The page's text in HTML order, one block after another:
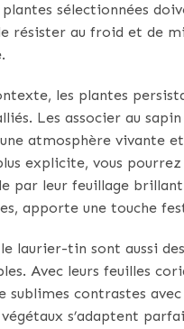
sélectionnées
résister au froid et de
les plantes
Les associer au
atmosphère vivante
explicite, vous
par leur feuillage
apporte une touche
laurier-tin sont aussi
Avec leurs feuilles
sublimes contrastes avec
végétaux s’adaptent